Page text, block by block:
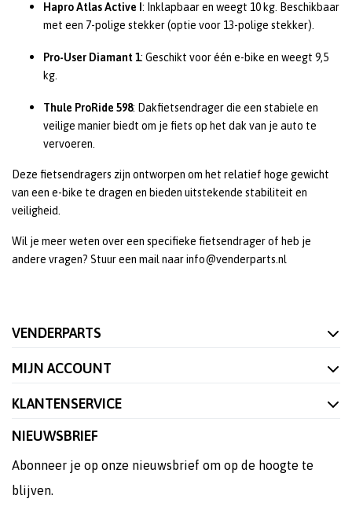
Hapro Atlas Active I : Inklapbaar en weegt 10 kg. Beschikbaar
met een 7-polige stekker (optie voor 13-polige stekker).
Pro-User Diamant 1: Geschikt voor één e-bike en weegt 9,5
kg.
Thule ProRide 598: Dakfietsendrager die een stabiele en
veilige manier biedt om je fiets op het dak van je auto te
vervoeren.
Deze fietsendragers zijn ontworpen om het relatief hoge gewicht
van een e-bike te dragen en bieden uitstekende stabiliteit en
veiligheid.
Wil je meer weten over een specifieke fietsendrager of heb je
andere vragen? Stuur een mail naar info@venderparts.nl
VENDERPARTS
MIJN ACCOUNT
KLANTENSERVICE
NIEUWSBRIEF
Abonneer je op onze nieuwsbrief om op de hoogte te
blijven.